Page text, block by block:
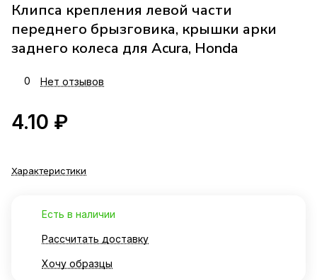
Клипса крепления левой части
переднего брызговика, крышки арки
заднего колеса для Acura, Honda
0 Нет отзывов
4.10 ₽
Характеристики
Есть в наличии
Рассчитать доставку
Хочу образцы